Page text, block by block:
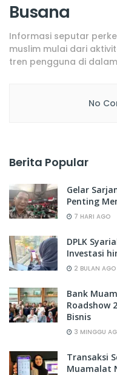
Busana
Informasi seputar
muslim mulai dari
tren pengguna di
No
Berita Popular
Gelar
Penting
7 HARI AGO
DPLK
Investasi
2 BULAN AGO
Bank
Roadshow
Bisnis
3 MINGGU
Transaksi
Muamalat